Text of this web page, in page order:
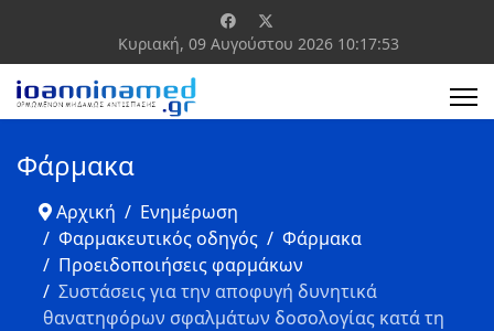
Κυριακή, 09 Αυγούστου 2026 10:17:53
Φάρμακα
Αρχική
Ενημέρωση
Φαρμακευτικός οδηγός
Φάρμακα
Προειδοποιήσεις φαρμάκων
Συστάσεις για την αποφυγή δυνητικά
θανατηφόρων σφαλμάτων δοσολογίας κατά τη